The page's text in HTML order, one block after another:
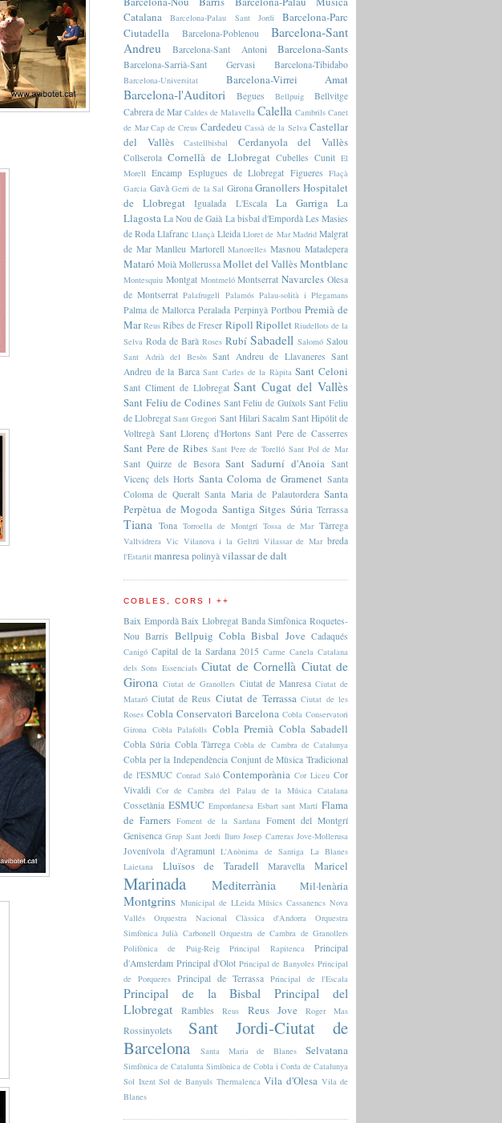
Catalana
Barcelona-Palau Sant Jordi
Barcelona-Parc
Ciutadella
Barcelona-Poblenou
Barcelona-Sant
Andreu
Barcelona-Sant Antoni Barcelona-Sants
Barcelona-Sarrià-Sant Gervasi Barcelona-Tibidabo
Barcelona-Universitat Barcelona-Virrei Amat
Barcelona-l'Auditori Begues Bellpuig
Bellvitge
Cabrera de Mar Caldes de Malavella Calella Cambrils Canet
de Mar Cap de Creus Cardedeu Cassà de la Selva Castellar
del Vallès
Castellbisbal Cerdanyola del Vallès
Collserola Cornellà de Llobregat Cubelles Cunit El
Morell Encamp Esplugues de Llobregat Figueres Flaçà
Garcia Gavà Gerri de la Sal Girona Granollers Hospitalet
de Llobregat
Igualada L'Escala La Garriga
La
Llagosta La Nou de Gaià La bisbal d'Empordà Les Masies
de Roda Llafranc Llançà Lleida Lloret de Mar Madrid Malgrat
de Mar Manlleu Martorell Martorelles Masnou Matadepera
Mataró Moià Mollerussa Mollet del VallèsMontblanc
Montesquiu Montgat Montmeló Montserrat Navarcles Olesa
de Montserrat Palafrugell Palamós Palau-solità i Plegamans
Palma de Mallorca Peralada Perpinyà Portbou Premià de
Mar Reus Ribes de Freser Ripoll Ripollet Riudellots de la
Selva Roda de Barà Roses Rubí Sabadell Salomó Salou
Sant Adrià del Besòs Sant Andreu de Llavaneres Sant
Andreu de la Barca Sant Carles de la Ràpita Sant Celoni
Sant Climent de Llobregat Sant Cugat del Vallès
Sant Feliu de Codines Sant Feliu de Guíxols Sant Feliu
de Llobregat Sant Gregori Sant Hilari Sacalm Sant Hipólit de
Voltregà Sant Llorenç d'Hortons Sant Pere de Casserres
Sant Pere de Ribes Sant Pere de Torelló Sant Pol de Mar
Sant Quirze de Besora Sant Sadurní d'Anoia Sant
Vicenç dels Horts Santa Coloma de Gramenet Santa
Coloma de Queralt Santa Maria de Palautordera Santa
Perpètua de Mogoda Santiga Sitges Súria Terrassa
Tiana Tona Torroella de Montgrí Tossa de Mar Tàrrega
Vallvidrera Vic Vilanova i la Geltrú Vilassar de Mar breda
l'Estartit manresa polinyà vilassar de dalt
COBLES, CORS I ++
Baix Empordà Baix Llobregat Banda Simfònica Roquetes-
Nou Barris Bellpuig Cobla Bisbal Jove Cadaqués
Canigó Capital de la Sardana 2015 Carme Canela Catalana
dels Sons Essencials Ciutat de Cornellà Ciutat de
Girona Ciutat de Granollers Ciutat de Manresa Ciutat de
Mataró Ciutat de Reus Ciutat de Terrassa Ciutat de les
Roses Cobla Conservatori Barcelona Cobla Conservatori
Girona Cobla Palafolls Cobla Premià Cobla Sabadell
Cobla Súria Cobla Tàrrega Cobla de Cambra de Catalunya
Cobla per la Independència Conjunt de Mùsica Tradicional
de l'ESMUC Conrad Saló Contemporània Cor Liceu Cor
Vivaldi Cor de Cambra del Palau de la Música Catalana
Cossetània ESMUC Empordanesa Esbart sant Martí Flama
de Farners Foment de la Sardana Foment del Montgrí
Genisenca Grup Sant Jordi Iluro Josep Carreras Jove-Mollerusa
Jovenívola d'Agramunt L'Anònima de Santiga La Blanes
Laietana
Lluïsos de Taradell Maravella Maricel
Marinada Mediterrània Mil·lenària
Montgrins Municipal de LLeida Músics Cassanencs Nova
Vallés
Orquestra Nacional Clàssica d'Andorra
Orquestra
Simfònica Julià Carbonell Orquestra de Cambra de Granollers
Polifònica de Puig-Reig
Principal Rapitenca
Principal
d'Amsterdam Principal d'Olot Principal de Banyoles Principal
de Porqueres Principal de Terrassa Principal de l'Escala
Principal de la Bisbal
Principal del
Llobregat
Rambles Reus Reus Jove Roger Mas
Rossinyolets
Sant Jordi-Ciutat de
Barcelona
Santa Maria de Blanes Selvatana
Simfònica de Catalunta Simfònica de Cobla i Corda de Catalunya
Sol Ixent Sol de Banyuls Thermalenca Vila d'Olesa Vila de
Blanes